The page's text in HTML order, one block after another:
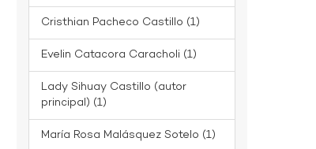
Cristhian Pacheco Castillo (1)
Evelin Catacora Caracholi (1)
Lady Sihuay Castillo (autor
principal) (1)
María Rosa Malásquez Sotelo (1)